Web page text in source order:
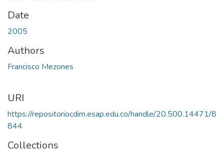
Date
2005
Authors
Francisco Mezones
URI
https://repositoriocdim.esap.edu.co/handle/20.500.14471/8
844
Collections